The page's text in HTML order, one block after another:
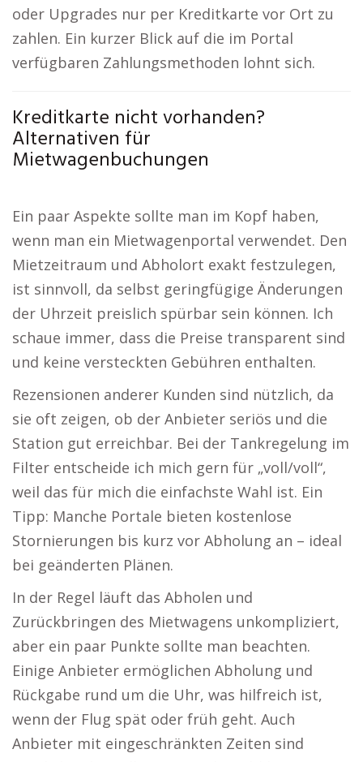
oder Upgrades nur per Kreditkarte vor Ort zu
zahlen. Ein kurzer Blick auf die im Portal
verfügbaren Zahlungsmethoden lohnt sich.
Kreditkarte nicht vorhanden?
Alternativen für
Mietwagenbuchungen
Ein paar Aspekte sollte man im Kopf haben,
wenn man ein Mietwagenportal verwendet. Den
Mietzeitraum und Abholort exakt festzulegen,
ist sinnvoll, da selbst geringfügige Änderungen
der Uhrzeit preislich spürbar sein können. Ich
schaue immer, dass die Preise transparent sind
und keine versteckten Gebühren enthalten.
Rezensionen anderer Kunden sind nützlich, da
sie oft zeigen, ob der Anbieter seriös und die
Station gut erreichbar. Bei der Tankregelung im
Filter entscheide ich mich gern für „voll/voll“,
weil das für mich die einfachste Wahl ist. Ein
Tipp: Manche Portale bieten kostenlose
Stornierungen bis kurz vor Abholung an – ideal
bei geänderten Plänen.
In der Regel läuft das Abholen und
Zurückbringen des Mietwagens unkompliziert,
aber ein paar Punkte sollte man beachten.
Einige Anbieter ermöglichen Abholung und
Rückgabe rund um die Uhr, was hilfreich ist,
wenn der Flug spät oder früh geht. Auch
Anbieter mit eingeschränkten Zeiten sind